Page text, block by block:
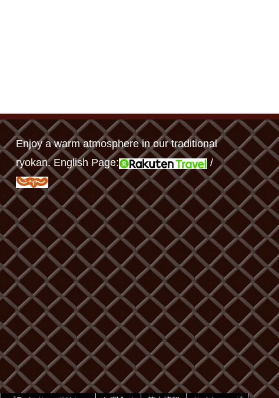
Enjoy a warm atmosphere in our traditional
ryokan. English Page:
/